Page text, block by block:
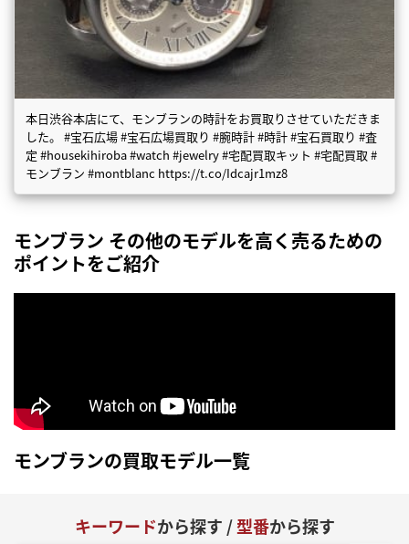
本日渋谷本店にて、モンブランの時計をお買取りさせていただきま
した。 #宝石広場 #宝石広場買取り #腕時計 #時計 #宝石買取り #査
定 #housekihiroba #watch #jewelry #宅配買取キット #宅配買取 #
モンブラン #montblanc https://t.co/Idcajr1mz8
モンブラン その他のモデルを高く売るための
ポイントをご紹介
モンブランの買取モデル一覧
キーワードから探す /型番から探す